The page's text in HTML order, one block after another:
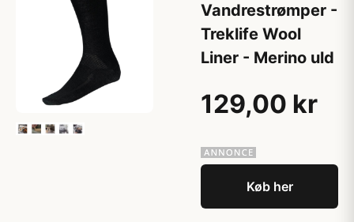
Vandrestrømper -
Treklife Wool
Liner - Merino uld
129,00 kr
Køb her